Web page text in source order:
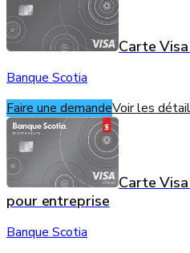
Carte
Banque Scotia
Faire une demandeVoir les
Carte
pour entreprise
Banque Scotia